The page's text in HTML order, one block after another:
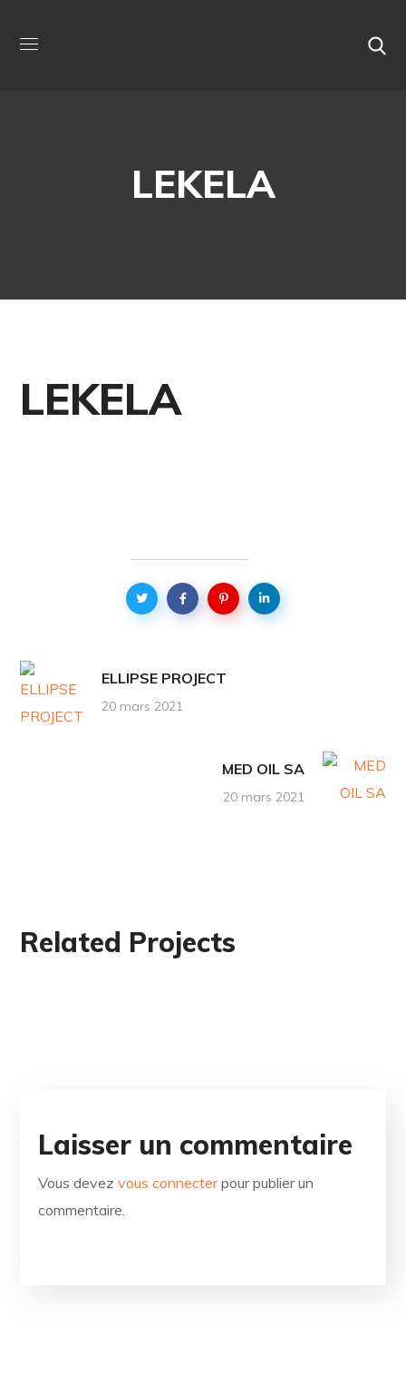
LEKELA
LEKELA
ELLIPSE PROJECT
20 mars 2021
MED OIL SA
20 mars 2021
Related Projects
Laisser un commentaire
Vous devezvous connecterpour publier un
commentaire.